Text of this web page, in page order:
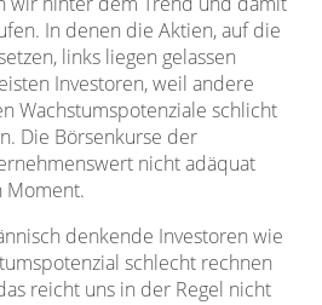
In denen die Aktien, auf die
links liegen gelassen
Investoren, weil andere
Wachstumspotenziale schlicht
Die Börsenkurse der
nicht adäquat
Moment.
denkende Investoren wie
schlecht rechnen
reicht uns in der Regel nicht